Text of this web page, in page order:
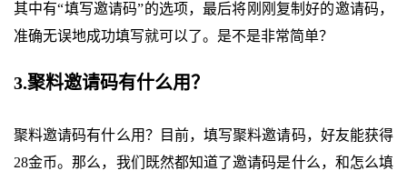
其中有“填写邀请码”的选项，最后将刚刚复制好的邀请码，
准确无误地成功填写就可以了。是不是非常简单？
3.聚料邀请码有什么用？
聚料邀请码有什么用？目前，填写聚料邀请码，好友能获得
28金币。那么，我们既然都知道了邀请码是什么，和怎么填